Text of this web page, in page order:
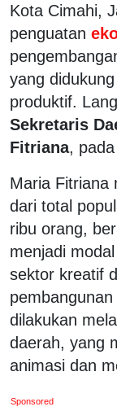
Kota Cimahi,
penguatan
yang
produktif.
Sekretaris
Fitriana,
Maria Fitriana
dari total
ribu orang,
menjadi
sektor kreatif
dilakukan
daerah, yang
animasi dan
Sponsored